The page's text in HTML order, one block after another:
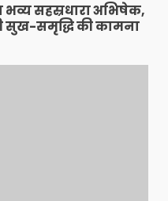
भव्य सहस्रधारा अभिषेक,
सुख-समृद्धि की कामना